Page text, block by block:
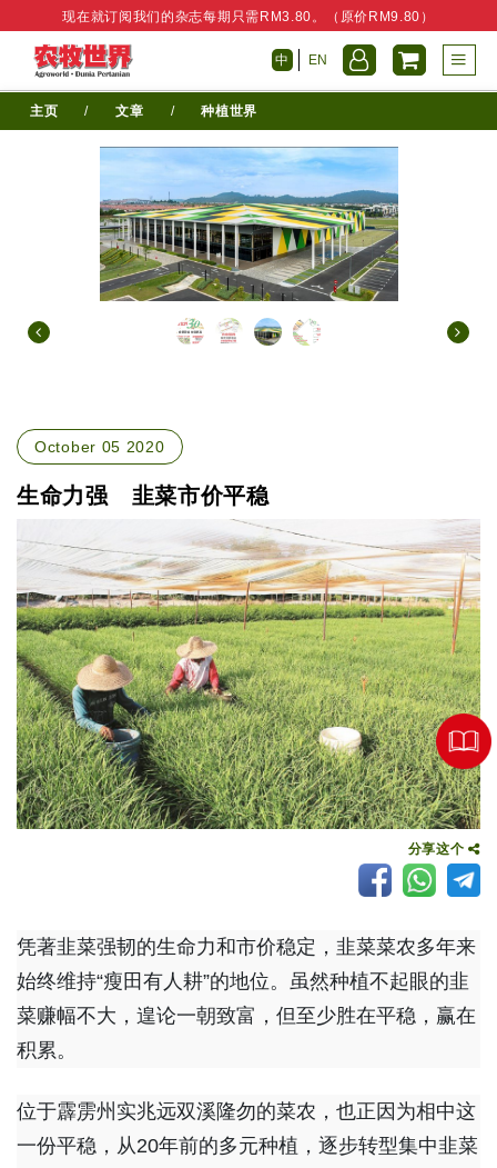
现在就订阅我们的杂志每期只需RM3.80。（原价RM9.80）
中 EN
主页 / 文章 / 种植世界
October 05 2020
生命力强 韭菜市价平稳
分享这个
凭著韭菜强韧的生命力和市价稳定，韭菜菜农多年来
始终维持“瘦田有人耕”的地位。虽然种植不起眼的韭
菜赚幅不大，遑论一朝致富，但至少胜在平稳，赢在
积累。
位于霹雳州实兆远双溪隆勿的菜农，也正因为相中这
一份平稳，从20年前的多元种植，逐步转型集中韭菜